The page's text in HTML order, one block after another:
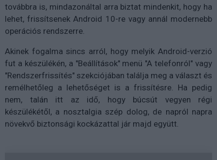
továbbra is, mindazonáltal arra biztat mindenkit, hogy ha
lehet, frissítsenek Android 10-re vagy annál modernebb
operációs rendszerre.
Akinek fogalma sincs arról, hogy melyik Android-verzió
fut a készülékén, a "Beállítások" menü "A telefonról" vagy
"Rendszerfrissítés" szekciójában találja meg a választ és
remélhetőleg a lehetőséget is a frissítésre. Ha pedig
nem, talán itt az idő, hogy búcsút vegyen régi
készülékétől, a nosztalgia szép dolog, de napról napra
növekvő biztonsági kockázattal jár majd együtt.